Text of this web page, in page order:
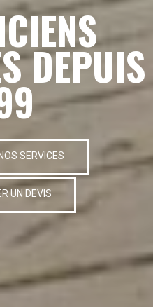
DEPUIS
SERVICES
UN DEVIS